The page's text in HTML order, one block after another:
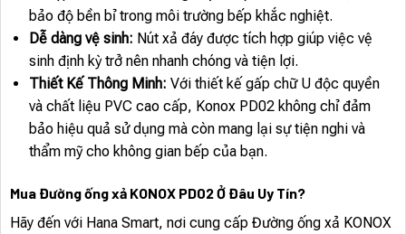
bảo độ bền bỉ trong môi trường bếp khắc nghiệt.
Dễ dàng vệ sinh: Nút xả đáy được tích hợp giúp việc vệ
sinh định kỳ trở nên nhanh chóng và tiện lợi.
Thiết Kế Thông Minh: Với thiết kế gấp chữ U độc quyền
và chất liệu PVC cao cấp, Konox PD02 không chỉ đảm
bảo hiệu quả sử dụng mà còn mang lại sự tiện nghi và
thẩm mỹ cho không gian bếp của bạn.
Mua Đường ống xả KONOX PD02 Ở Đâu Uy Tín?
Hãy đến với Hana Smart, nơi cung cấp Đường ống xả KONOX